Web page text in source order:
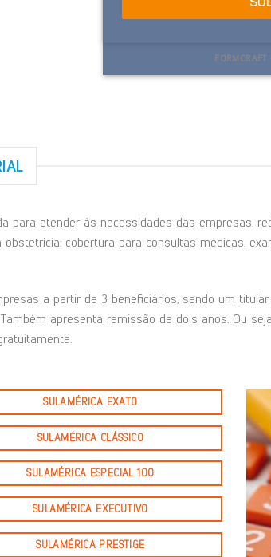
para atender às necessidades das empresas,
cobertura para consultas médicas,
a partir de 3 beneficiários, sendo um
apresenta remissão de dois anos. Ou
SULAMÉRICA EXATO
SULAMÉRICA CLÁSSICO
SULAMÉRICA ESPECIAL 100
SULAMÉRICA EXECUTIVO
SULAMÉRICA PRESTIGE